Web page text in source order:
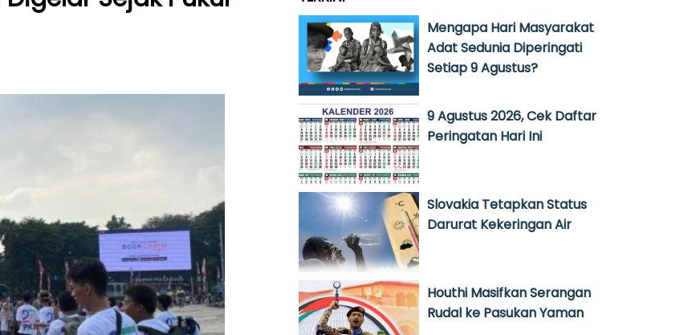
Mengapa Hari Masyarakat
Adat Sedunia Diperingati
Setiap 9 Agustus?
9 Agustus 2026, Cek Daftar
Peringatan Hari Ini
Slovakia Tetapkan Status
Darurat Kekeringan Air
Houthi Masifkan Serangan
Rudal ke Pasukan Yaman